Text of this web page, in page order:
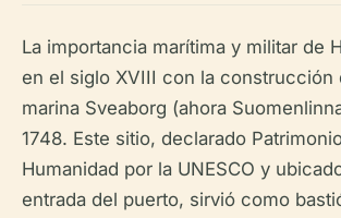
La importancia marítima y militar de
en el siglo XVIII con la construcción
marina Sveaborg (ahora
1748. Este sitio, declarado
Humanidad por la UNESCO y
entrada del puerto, sirvió como